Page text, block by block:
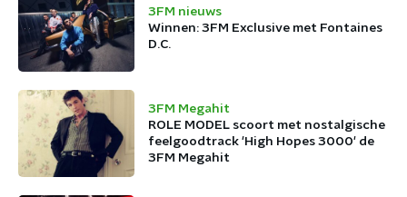
3FM nieuws
Winnen: 3FM Exclusive met Fontaines
D.C.
3FM Megahit
ROLE MODEL scoort met nostalgische
feelgoodtrack 'High Hopes 3000' de
3FM Megahit